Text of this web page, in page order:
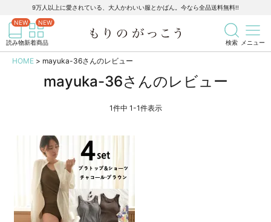
9万人以上に愛されている、大人かわいい服とかばん。今なら全品送料無料!!
読み物新着商品 検索 メニュー
商品を検索 記事を検索
HOME mayuka-36さんのレビュー
mayuka-36さんのレビュー
1件中 1-1件表示